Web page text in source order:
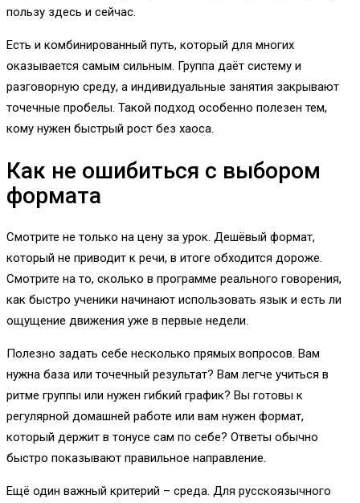
пользу здесь и сейчас.
Есть и комбинированный путь, который для многих
оказывается самым сильным. Группа даёт систему и
разговорную среду, а индивидуальные занятия закрывают
точечные пробелы. Такой подход особенно полезен тем,
кому нужен быстрый рост без хаоса.
Как не ошибиться с выбором
формата
Смотрите не только на цену за урок. Дешёвый формат,
который не приводит к речи, в итоге обходится дороже.
Смотрите на то, сколько в программе реального говорения,
как быстро ученики начинают использовать язык и есть ли
ощущение движения уже в первые недели.
Полезно задать себе несколько прямых вопросов. Вам
нужна база или точечный результат? Вам легче учиться в
ритме группы или нужен гибкий график? Вы готовы к
регулярной домашней работе или вам нужен формат,
который держит в тонусе сам по себе? Ответы обычно
быстро показывают правильное направление.
Ещё один важный критерий – среда. Для русскоязычного